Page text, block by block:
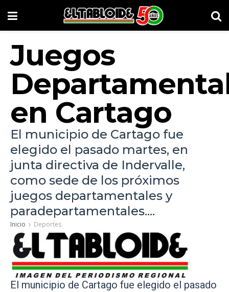
Juegos
en Cartago
El municipio de Cartago fue
elegido el pasado martes, en
junta directiva de Indervalle,
como sede de los próximos
juegos departamentales y
paradepartamentales....
Inicio Deportes
El municipio de Cartago fue elegido el pasado